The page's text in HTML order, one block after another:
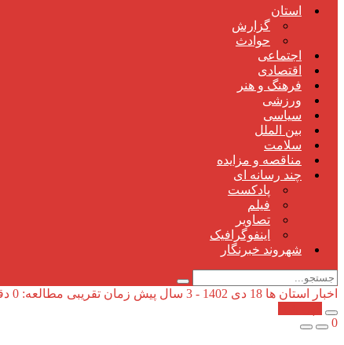
استان
گزارش
حوادث
اجتماعی
اقتصادی
فرهنگ و هنر
ورزشی
سیاسی
بین الملل
سلامت
مناقصه و مزایده
چند رسانه ای
پادکست
فیلم
تصاویر
اینفوگرافیک
شهروند خبرنگار
اخبار استان ها 18 دی 1402 - 3 سال پیش
زمان تقریبی مطالعه: 0 دقیقه
0